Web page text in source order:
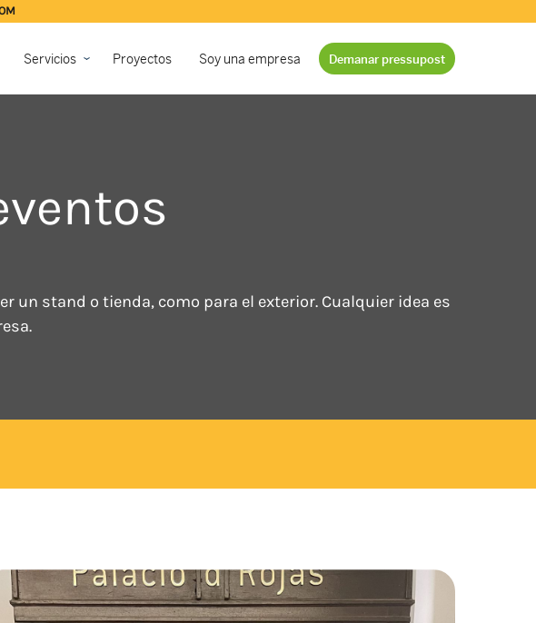
Servicios Proyectos Soy una empresa Demanar pressupost
stand o tienda, como para el exterior. Cualquier idea es